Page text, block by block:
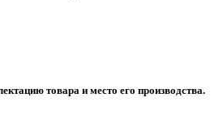
товара и место его производства.